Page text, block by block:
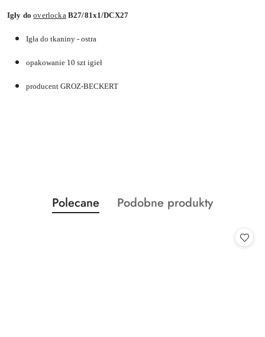
Igły dooverlocka B27/81x1/DCX27
Igła do tkaniny - ostra
opakowanie 10 szt igieł
producent GROZ-BECKERT
Pomiń karuzelę produktów
Produkty
o
Polecane
Produkty
Podobne produkty